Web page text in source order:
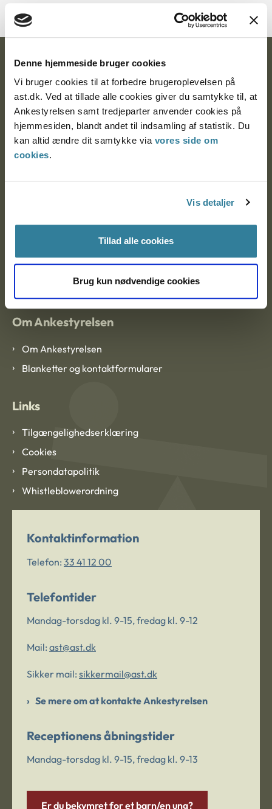
Denne hjemmeside bruger cookies
Vi bruger cookies til at forbedre brugeroplevelsen på
ast.dk. Ved at tillade alle cookies giver du samtykke til, at
Ankestyrelsen samt tredjeparter anvender cookies på
hjemmesiden, blandt andet til indsamling af statistik. Du
kan altid ændre dit samtykke via vores side om
cookies.
Vis detaljer
Tillad alle cookies
Brug kun nødvendige cookies
Ankestyrelsen
Postadresse:
Nytorv 7, 2. sal
9000 Aalborg
EAN: 57 98 000 35 48 21
CVR: 1007 4002
Om Ankestyrelsen
Om Ankestyrelsen
Blanketter og kontaktformularer
Links
Tilgængelighedserklæring
Cookies
Persondatapolitik
Whistleblowerordning
Kontaktinformation
Telefon: 33 41 12 00
Telefontider
Mandag-torsdag kl. 9-15, fredag kl. 9-12
Mail: ast@ast.dk
Sikker mail: sikkermail@ast.dk
Se mere om at kontakte Ankestyrelsen
Receptionens åbningstider
Mandag-torsdag kl. 9-15, fredag kl. 9-13
Er du bekymret for et barn/en ung?